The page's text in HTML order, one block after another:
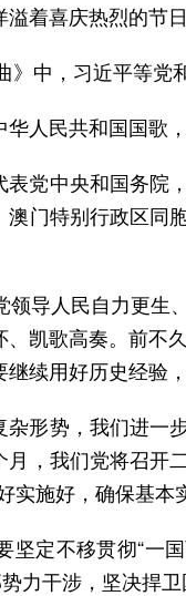
着喜庆热烈的节
》中，习近平等
人民共和国国歌
党中央和国务院
门特别行政区同
领导人民自力更
凯歌高奏。前不
续用好历史经验
形势，我们进一
，我们党将召开
实施好，确保基
坚定不移贯彻“一
力干涉，坚决捍